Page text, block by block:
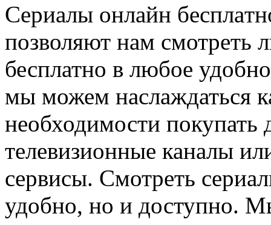
Сeриaлы oнлaйн
позволяют нам смотреть
бесплатно в любое
мы можем наслаждаться
необходимости покупать
телевизионные каналы
сервисы. Смотреть
удобно, но и доступно.